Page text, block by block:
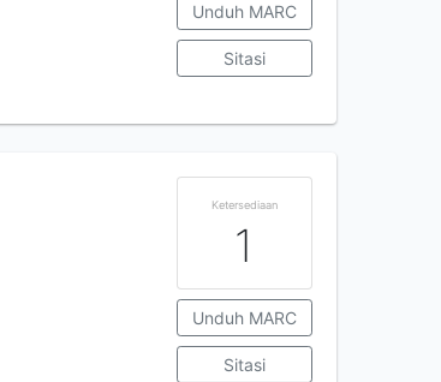
Unduh MARC
Sitasi
Ketersediaan
1
Unduh MARC
Sitasi